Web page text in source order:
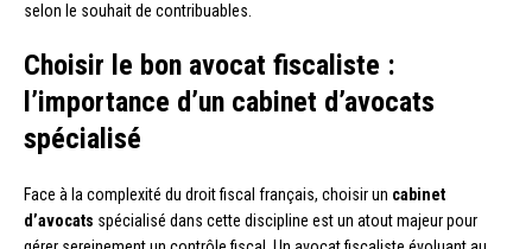
selon le souhait de contribuables.
Choisir le bon avocat fiscaliste :
l’importance d’un cabinet d’avocats
spécialisé
Face à la complexité du droit fiscal français, choisir un cabinet
d’avocats spécialisé dans cette discipline est un atout majeur pour